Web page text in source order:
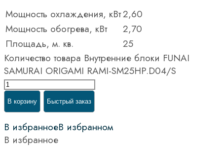
Мощность охлаждения, кВт2,60
Мощность обогрева, кВт
2,70
Площадь, м. кв.
25
Количество товара Внутренние блоки FUNAI
SAMURAI ORIGAMI RAMI-SM25HP.D04/S
В корзину Быстрый заказ
В избранноеВ избранном
В избранное